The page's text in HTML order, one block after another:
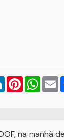
LinkedInPinterest
na manhã